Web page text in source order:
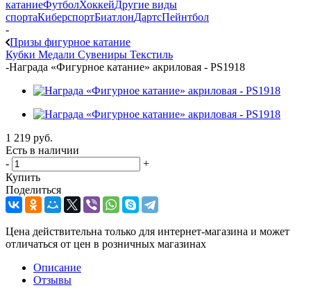
катаниеФутболХоккейДругие виды
спортаКиберспортБиатлонДартсПейнтбол
-
Призы фигурное катание
Кубки Медали Сувениры Текстиль
-Награда «Фигурное катание» акриловая - PS1918
1 219 руб.
Есть в наличии
-
+
Купить
Поделиться
Цена действительна только для интернет-магазина и может
отличаться от цен в розничных магазинах
Описание
Отзывы